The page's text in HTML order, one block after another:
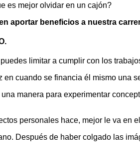
es mejor olvidar en un cajón?
aportar beneficios a nuestra
limitar a cumplir con los
cuando se financia él mismo una
una manera para experimentar
personales hace, mejor le va en
Después de haber colgado las